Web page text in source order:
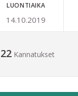
LUONTIAIKA
14.10.2019
22 Kannatukset